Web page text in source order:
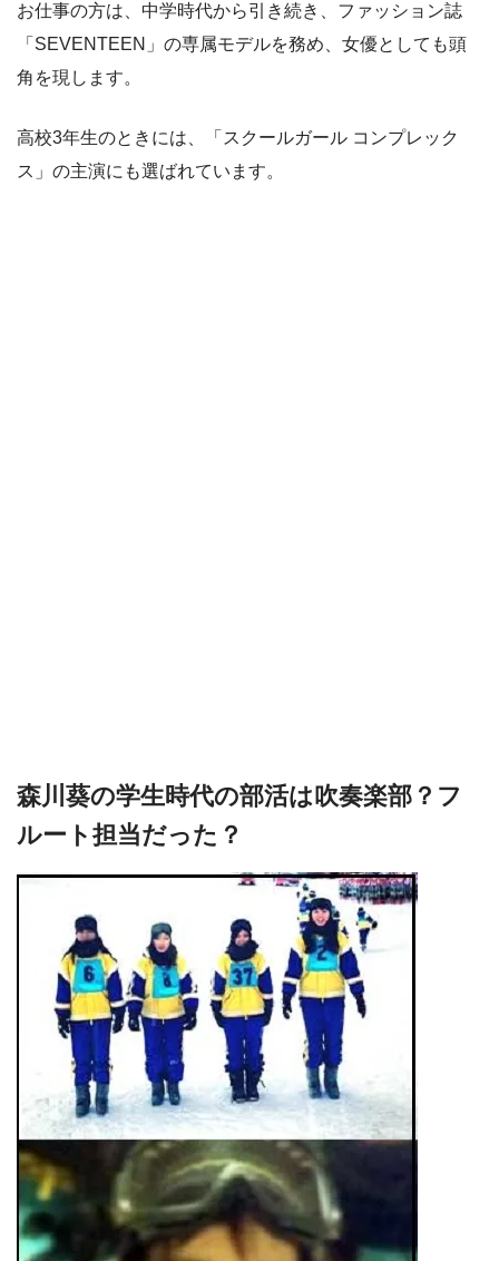
お仕事の方は、中学時代から引き続き、ファッション誌
「SEVENTEEN」の専属モデルを務め、女優としても頭
角を現します。
高校3年生のときには、「スクールガール コンプレック
ス」の主演にも選ばれています。
森川葵の学生時代の部活は吹奏楽部？フ
ルート担当だった？